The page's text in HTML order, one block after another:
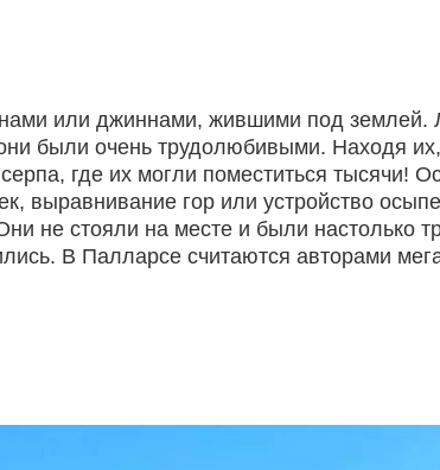
или джиннами, жившими под землей.
были очень трудолюбивыми. Находя
где их могли поместиться
выравнивание гор или устройство
не стояли на месте и были настолько
В Палларсе считаются авторами